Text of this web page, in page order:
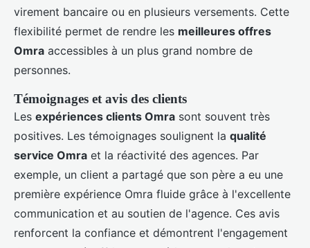
virement bancaire ou en plusieurs versements. Cette
flexibilité permet de rendre les meilleures offres
Omra accessibles à un plus grand nombre de
personnes.
Témoignages et avis des clients
Les expériences clients Omra sont souvent très
positives. Les témoignages soulignent la qualité
service Omra et la réactivité des agences. Par
exemple, un client a partagé que son père a eu une
première expérience Omra fluide grâce à l'excellente
communication et au soutien de l'agence. Ces avis
renforcent la confiance et démontrent l'engagement